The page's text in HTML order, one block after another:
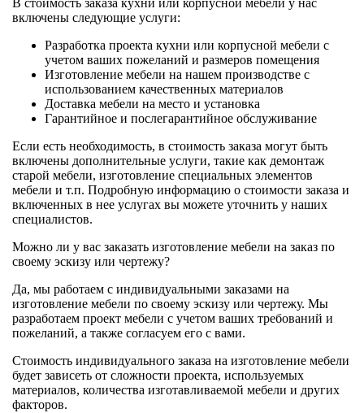
В стоимость заказа кухни или корпусной мебели у нас
включены следующие услуги:
Разработка проекта кухни или корпусной мебели с
учетом ваших пожеланий и размеров помещения
Изготовление мебели на нашем производстве с
использованием качественных материалов
Доставка мебели на место и установка
Гарантийное и послегарантийное обслуживание
Если есть необходимость, в стоимость заказа могут быть
включены дополнительные услуги, такие как демонтаж
старой мебели, изготовление специальных элементов
мебели и т.п. Подробную информацию о стоимости заказа и
включенных в нее услугах вы можете уточнить у наших
специалистов.
Можно ли у вас заказать изготовление мебели на заказ по
своему эскизу или чертежу?
Да, мы работаем с индивидуальными заказами на
изготовление мебели по своему эскизу или чертежу. Мы
разработаем проект мебели с учетом ваших требований и
пожеланий, а также согласуем его с вами.
Стоимость индивидуального заказа на изготовление мебели
будет зависеть от сложности проекта, используемых
материалов, количества изготавливаемой мебели и других
факторов.